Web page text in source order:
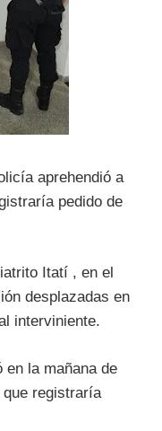
aprehendió a
pedido de
Itatí , en el
desplazadas en
interviniente.
la mañana de
que registraría